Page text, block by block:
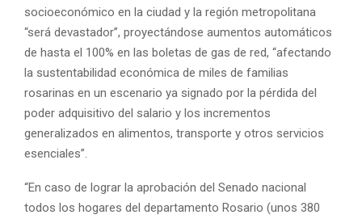
socioeconómico en la ciudad y la región metropolitana
“será devastador”, proyectándose aumentos automáticos
de hasta el 100% en las boletas de gas de red, “afectando
la sustentabilidad económica de miles de familias
rosarinas en un escenario ya signado por la pérdida del
poder adquisitivo del salario y los incrementos
generalizados en alimentos, transporte y otros servicios
esenciales”.
“En caso de lograr la aprobación del Senado nacional
todos los hogares del departamento Rosario (unos 380